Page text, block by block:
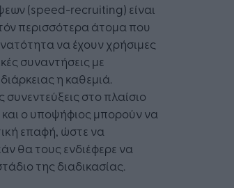
(speed-recruiting) είναι
περισσότερα άτομα που
να έχουν χρήσιμες
συναντήσεις με
η καθεμιά.
συνεντεύξεις στο πλαίσιο
ο υποψήφιος μπορούν να
επαφή, ώστε να
θα τους ενδιέφερε να
της διαδικασίας.